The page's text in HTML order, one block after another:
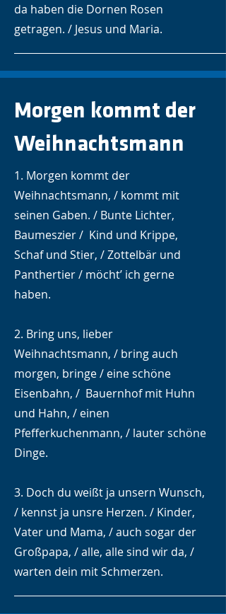
da haben die Dornen Rosen
getragen. / Jesus und Maria.
Morgen kommt der
Weihnachtsmann
1. Morgen kommt der
Weihnachtsmann, / kommt mit
seinen Gaben. / Bunte Lichter,
Baumeszier / Kind und Krippe,
Schaf und Stier, / Zottelbär und
Panthertier / möcht’ ich gerne
haben.
2. Bring uns, lieber
Weihnachtsmann, / bring auch
morgen, bringe / eine schöne
Eisenbahn, / Bauernhof mit Huhn
und Hahn, / einen
Pfefferkuchenmann, / lauter schöne
Dinge.
3. Doch du weißt ja unsern Wunsch,
/ kennst ja unsre Herzen. / Kinder,
Vater und Mama, / auch sogar der
Großpapa, / alle, alle sind wir da, /
warten dein mit Schmerzen.